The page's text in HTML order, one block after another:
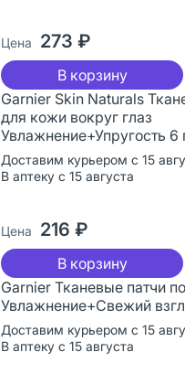
Цена 273 ₽
В корзину
Garnier Skin Naturals
для кожи вокруг глаз
Увлажнение+Упругость 6
Доставим курьером с 15
В аптеку с 15 августа
Цена 216 ₽
В корзину
Garnier Тканевые патчи
Увлажнение+Свежий
Доставим курьером с 15
В аптеку с 15 августа